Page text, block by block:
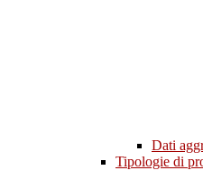
Dati
Tipologie di